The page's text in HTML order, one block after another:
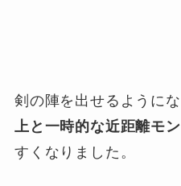
剣の陣を出せるようにな
上と一時的な近距離モ
すくなりました。